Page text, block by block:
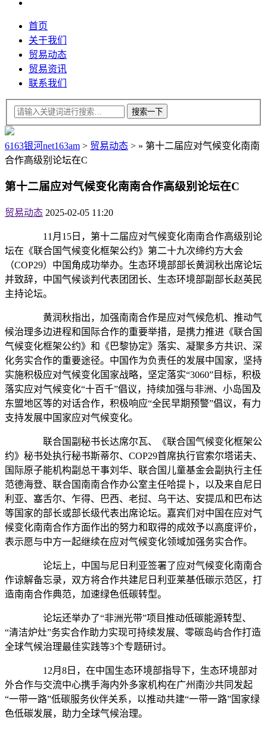
首页
关于我们
贸易动态
贸易资讯
联系我们
6163银河net163am > 贸易动态 > » 第十二届应对气候变化南南
合作高级别论坛在C
第十二届应对气候变化南南合作高级别论坛在C
贸易动态 2025-02-05 11:20
11月15日，第十二届应对气候变化南南合作高级别论
坛在《联合国气候变化框架公约》第二十九次缔约方大会
（COP29）中国角成功举办。生态环境部部长黄润秋出席论坛
并致辞，中国气候谈判代表团团长、生态环境部副部长赵英民
主持论坛。
黄润秋指出，加强南南合作是应对气候危机、推动气
候治理多边进程和国际合作的重要举措，是携力推进《联合国
气候变化框架公约》和《巴黎协定》落实、凝聚多方共识、深
化务实合作的重要途径。中国作为负责任的发展中国家，坚持
实施积极应对气候变化国家战略，坚定落实“3060”目标，积极
落实应对气候变化“十百千”倡议，持续加强与非洲、小岛国及
东盟地区等的对话合作，积极响应“全民早期预警”倡议，有力
支持发展中国家应对气候变化。
联合国副秘书长达席尔瓦、《联合国气候变化框架公
约》秘书处执行秘书斯蒂尔、COP29首席执行官索尔塔诺夫、
国际原子能机构副总干事刘华、联合国儿童基金会副执行主任
范德海登、联合国南南合作办公室主任哈提卜，以及来自尼日
利亚、塞舌尔、乍得、巴西、老挝、乌干达、安提瓜和巴布达
等国家的部长或部长级代表出席论坛。嘉宾们对中国在应对气
候变化南南合作方面作出的努力和取得的成效予以高度评价，
表示愿与中方一起继续在应对气候变化领域加强务实合作。
论坛上，中国与尼日利亚签署了应对气候变化南南合
作谅解备忘录，双方将合作共建尼日利亚莱基低碳示范区，打
造南南合作典范，加速绿色低碳转型。
论坛还举办了“非洲光带”项目推动低碳能源转型、
“清洁炉灶”务实合作助力实现可持续发展、零碳岛屿合作打造
全球气候治理最佳实践等3个专题研讨。
12月8日，在中国生态环境部指导下，生态环境部对
外合作与交流中心携手海内外多家机构在广州南沙共同发起
“一带一路”低碳服务伙伴关系，以推动共建“一带一路”国家绿
色低碳发展，助力全球气候治理。